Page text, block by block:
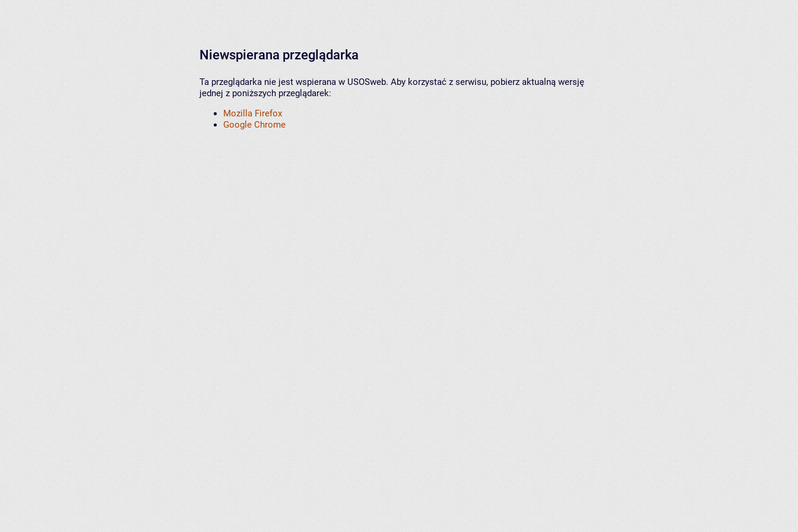
Niewspierana przeglądarka
Ta przeglądarka nie jest wspierana w USOSweb. Aby korzystać z serwisu, pobierz aktualną wersję
jednej z poniższych przeglądarek:
Mozilla Firefox
Google Chrome